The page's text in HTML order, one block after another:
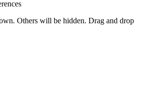
Others will be hidden. Drag and drop